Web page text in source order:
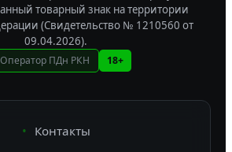
товарный знак на территории
(Свидетельство № 1210560 от
09.04.2026).
ПДн РКН 18+
Контакты